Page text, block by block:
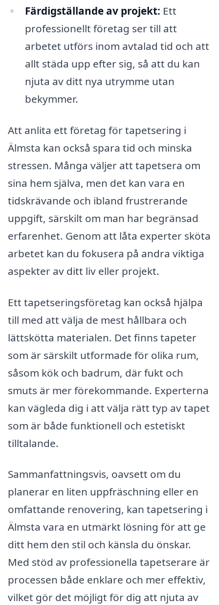
Färdigställande av projekt: Ett
professionellt företag ser till att
arbetet utförs inom avtalad tid och att
allt städa upp efter sig, så att du kan
njuta av ditt nya utrymme utan
bekymmer.
Att anlita ett företag för tapetsering i
Älmsta kan också spara tid och minska
stressen. Många väljer att tapetsera om
sina hem själva, men det kan vara en
tidskrävande och ibland frustrerande
uppgift, särskilt om man har begränsad
erfarenhet. Genom att låta experter sköta
arbetet kan du fokusera på andra viktiga
aspekter av ditt liv eller projekt.
Ett tapetseringsföretag kan också hjälpa
till med att välja de mest hållbara och
lättskötta materialen. Det finns tapeter
som är särskilt utformade för olika rum,
såsom kök och badrum, där fukt och
smuts är mer förekommande. Experterna
kan vägleda dig i att välja rätt typ av tapet
som är både funktionell och estetiskt
tilltalande.
Sammanfattningsvis, oavsett om du
planerar en liten uppfräschning eller en
omfattande renovering, kan tapetsering i
Älmsta vara en utmärkt lösning för att ge
ditt hem den stil och känsla du önskar.
Med stöd av professionella tapetserare är
processen både enklare och mer effektiv,
vilket gör det möjligt för dig att njuta av